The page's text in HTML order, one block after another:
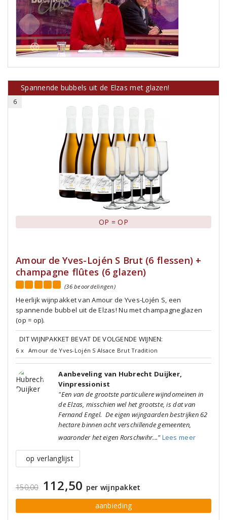
Spannende bubbels uit de Elzas met glazen!
6
OP = OP
Amour de Yves-Lojén S Brut (6 flessen) +
champagne flûtes (6 glazen)
(36 beoordelingen)
Heerlijk wijnpakket van Amour de Yves-Lojén S, een
spannende bubbel uit de Elzas! Nu met champagneglazen
(op = op).
DIT WIJNPAKKET BEVAT DE VOLGENDE WIJNEN:
6 x Amour de Yves-Lojén S Alsace Brut Tradition
Aanbeveling van Hubrecht Duijker,
Vinpressionist
"Een van de grootste particuliere wijndomeinen in
de Elzas, misschien wel het grootste, is dat van
Fernand Engel. De eigen wijngaarden bestrijken 62
hectare binnen acht verschillende gemeenten,
waaronder het eigen Rorschwihr..." Lees meer
op verlanglijst
150,00 112,50 per wijnpakket
aanbieding